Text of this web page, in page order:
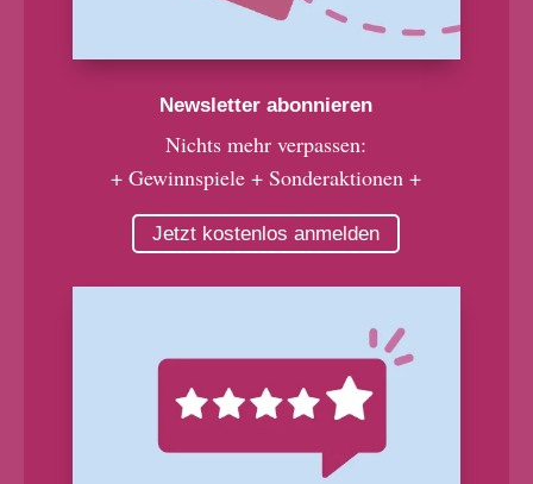
Newsletter abonnieren
Nichts mehr verpassen:
+ Gewinnspiele + Sonderaktionen +
Jetzt kostenlos anmelden